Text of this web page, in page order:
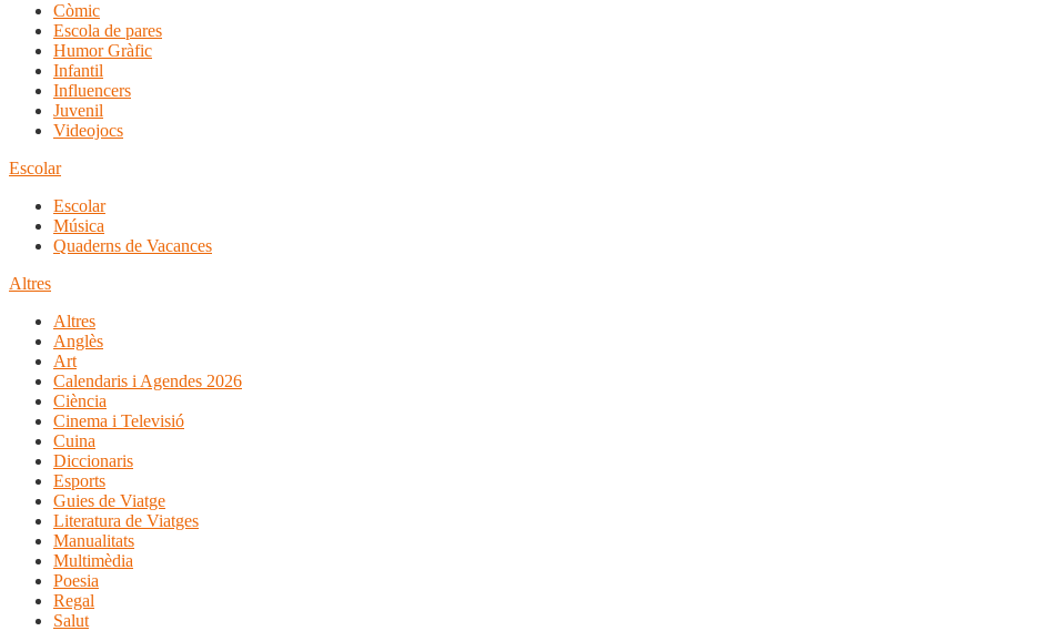
Còmic
Escola de pares
Humor Gràfic
Infantil
Influencers
Juvenil
Videojocs
Escolar
Escolar
Música
Quaderns de Vacances
Altres
Altres
Anglès
Art
Calendaris i Agendes 2026
Ciència
Cinema i Televisió
Cuina
Diccionaris
Esports
Guies de Viatge
Literatura de Viatges
Manualitats
Multimèdia
Poesia
Regal
Salut